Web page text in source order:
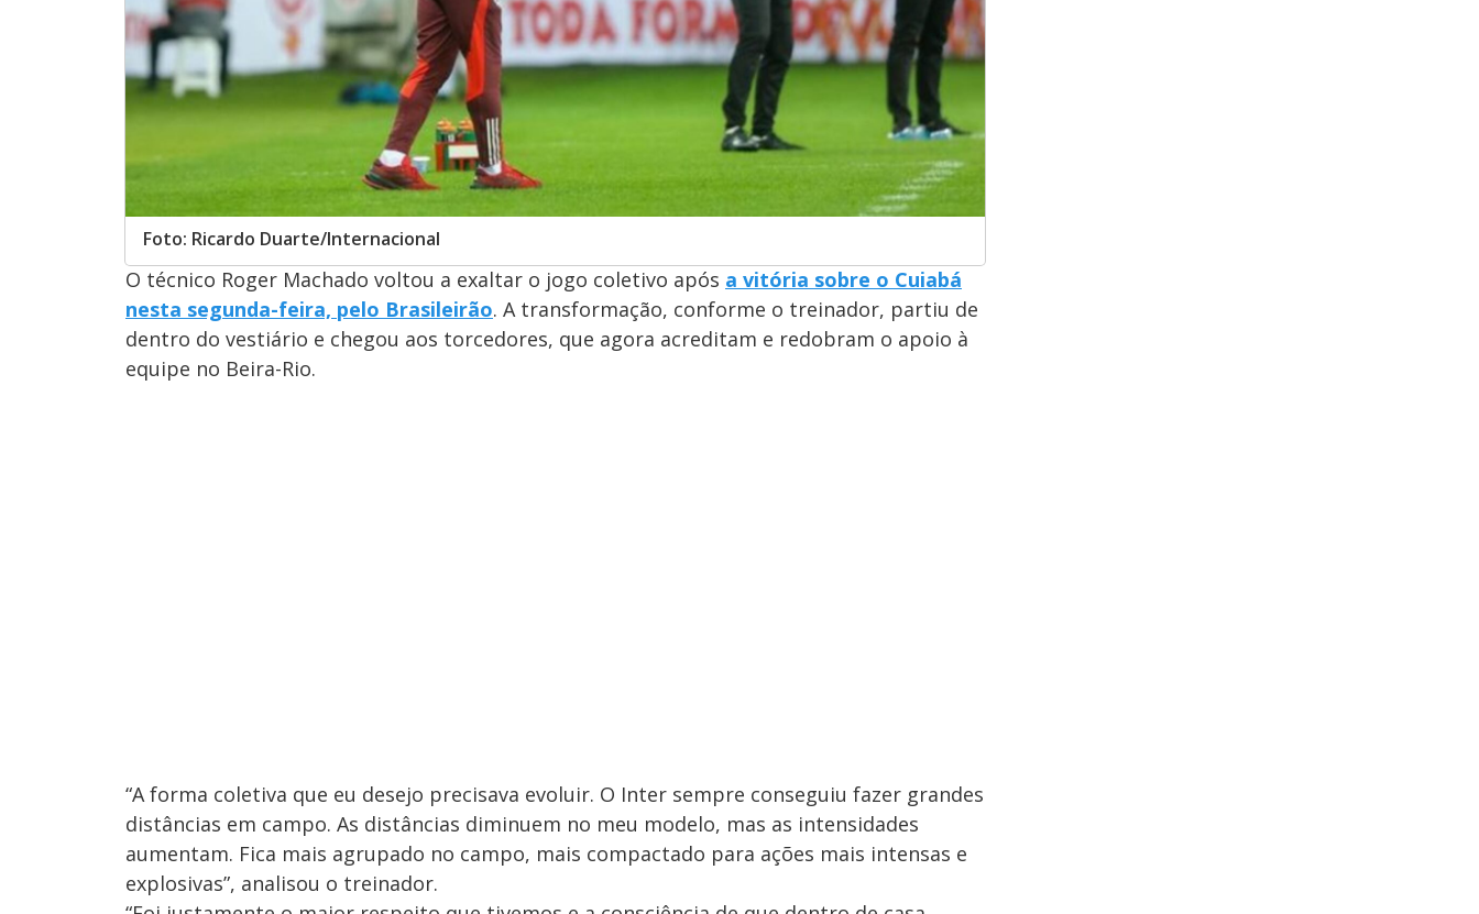
Foto: Ricardo Duarte/Internacional
O técnico Roger Machado voltou a exaltar o jogo coletivo após a vitória sobre o Cuiabá
nesta segunda-feira, pelo Brasileirão. A transformação, conforme o treinador, partiu de
dentro do vestiário e chegou aos torcedores, que agora acreditam e redobram o apoio à
equipe no Beira-Rio.
“A forma coletiva que eu desejo precisava evoluir. O Inter sempre conseguiu fazer grandes
distâncias em campo. As distâncias diminuem no meu modelo, mas as intensidades
aumentam. Fica mais agrupado no campo, mais compactado para ações mais intensas e
explosivas”, analisou o treinador.